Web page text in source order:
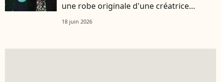
une robe originale d'une créatrice
française
18 juin 2026